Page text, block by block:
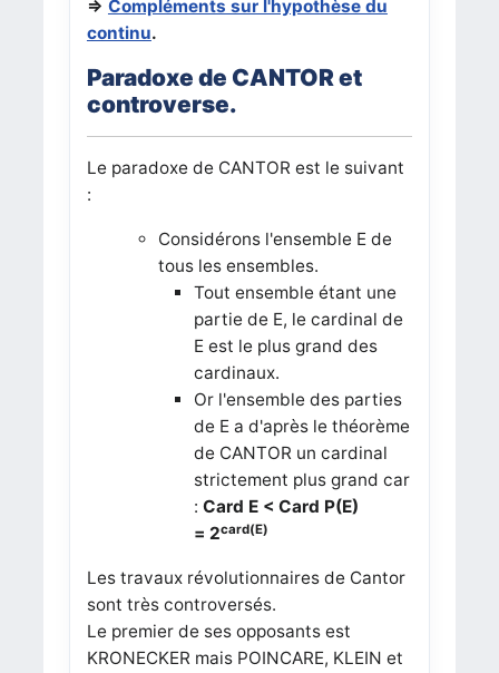
=> Compléments sur l'hypothèse du
continu.
Paradoxe de CANTOR et
controverse.
Le paradoxe de CANTOR est le suivant
:
Considérons l'ensemble E de
tous les ensembles.
Tout ensemble étant une
partie de E, le cardinal de
E est le plus grand des
cardinaux.
Or l'ensemble des parties
de E a d'après le théorème
de CANTOR un cardinal
strictement plus grand car
: Card E < Card P(E)
= 2card(E)
Les travaux révolutionnaires de Cantor
sont très controversés.
Le premier de ses opposants est
KRONECKER mais POINCARE, KLEIN et